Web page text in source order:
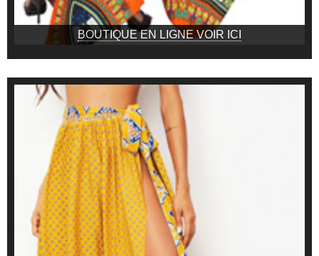
BOUTIQUE EN LIGNE VOIR ICI